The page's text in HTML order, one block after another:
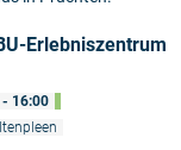
Erlebniszentrum
- 16:00